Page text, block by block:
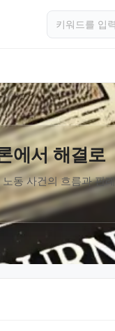
에서 해결로
동 사건의 흐름과 판